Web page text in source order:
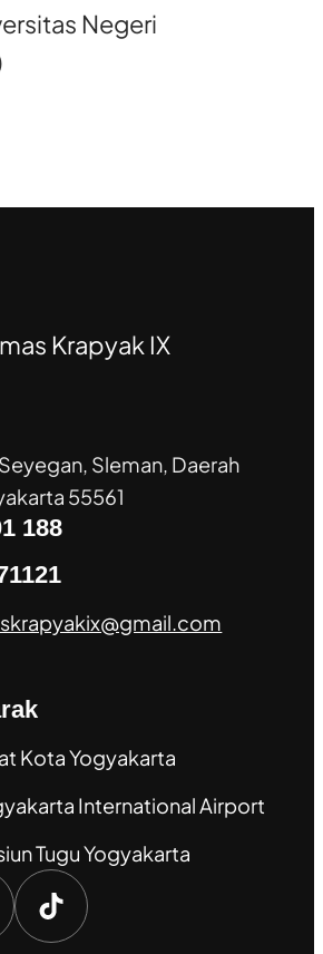
Negeri
Krapyak IX
Sleman, Daerah
55561
188
Kota Yogyakarta
International Airport
Tugu Yogyakarta